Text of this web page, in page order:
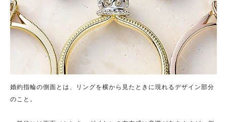
婚約指輪の側面とは、リングを横から見たときに現れるデザイン部分
のこと。